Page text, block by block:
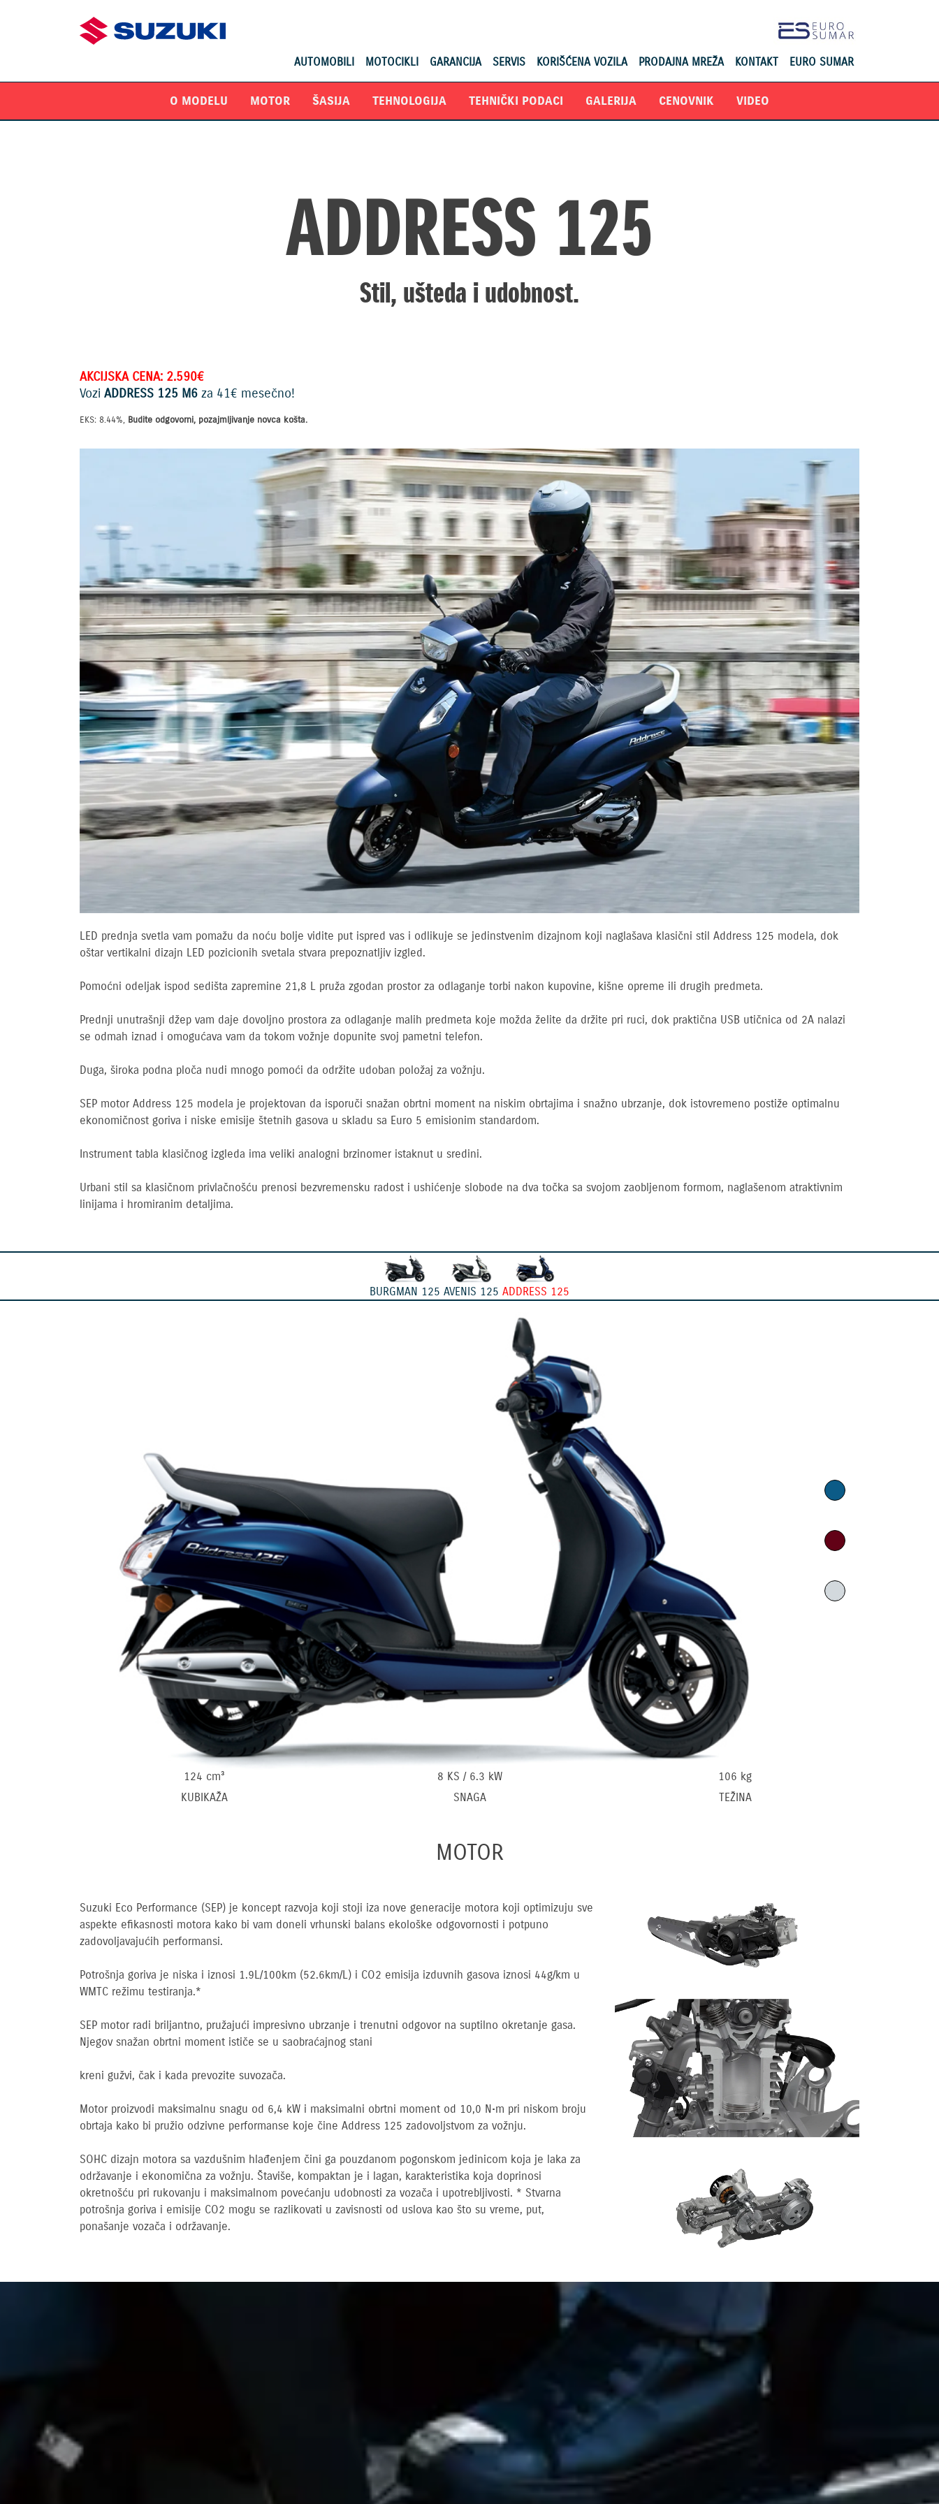
AUTOMOBILI MOTOCIKLI GARANCIJA SERVIS KORIŠĆENA VOZILA PRODAJNA MREŽA KONTAKT EURO SUMAR
O MODELU MOTOR ŠASIJA TEHNOLOGIJA TEHNIČKI PODACI GALERIJA CENOVNIK VIDEO
ADDRESS 125
Stil, ušteda i udobnost.
AKCIJSKA CENA: 2.590€
Vozi ADDRESS 125 M6 za 41€ mesečno!
EKS: 8.44%, Budite odgovorni, pozajmljivanje novca košta.
LED prednja svetla vam pomažu da noću bolje vidite put ispred vas i odlikuje se jedinstvenim dizajnom koji naglašava klasični stil Address 125 modela, dok
oštar vertikalni dizajn LED pozicionih svetala stvara prepoznatljiv izgled.
Pomoćni odeljak ispod sedišta zapremine 21,8 L pruža zgodan prostor za odlaganje torbi nakon kupovine, kišne opreme ili drugih predmeta.
Prednji unutrašnji džep vam daje dovoljno prostora za odlaganje malih predmeta koje možda želite da držite pri ruci, dok praktična USB utičnica od 2A nalazi
se odmah iznad i omogućava vam da tokom vožnje dopunite svoj pametni telefon.
Duga, široka podna ploča nudi mnogo pomoći da održite udoban položaj za vožnju.
SEP motor Address 125 modela je projektovan da isporuči snažan obrtni moment na niskim obrtajima i snažno ubrzanje, dok istovremeno postiže optimalnu
ekonomičnost goriva i niske emisije štetnih gasova u skladu sa Euro 5 emisionim standardom.
Instrument tabla klasičnog izgleda ima veliki analogni brzinomer istaknut u sredini.
Urbani stil sa klasičnom privlačnošću prenosi bezvremensku radost i ushićenje slobode na dva točka sa svojom zaobljenom formom, naglašenom atraktivnim
linijama i hromiranim detaljima.
BURGMAN 125 AVENIS 125 ADDRESS 125
124 cm³
KUBIKAŽA
8 KS / 6.3 kW
SNAGA
106 kg
TEŽINA
MOTOR
Suzuki Eco Performance (SEP) je koncept razvoja koji stoji iza nove generacije motora koji optimizuju sve
aspekte efikasnosti motora kako bi vam doneli vrhunski balans ekološke odgovornosti i potpuno
zadovoljavajućih performansi.
Potrošnja goriva je niska i iznosi 1.9L/100km (52.6km/L) i CO2 emisija izduvnih gasova iznosi 44g/km u
WMTC režimu testiranja.*
SEP motor radi briljantno, pružajući impresivno ubrzanje i trenutni odgovor na suptilno okretanje gasa.
Njegov snažan obrtni moment ističe se u saobraćajnog stani
kreni gužvi, čak i kada prevozite suvozača.
Motor proizvodi maksimalnu snagu od 6,4 kW i maksimalni obrtni moment od 10,0 N•m pri niskom broju
obrtaja kako bi pružio odzivne performanse koje čine Address 125 zadovoljstvom za vožnju.
SOHC dizajn motora sa vazdušnim hlađenjem čini ga pouzdanom pogonskom jedinicom koja je laka za
održavanje i ekonomična za vožnju. Štaviše, kompaktan je i lagan, karakteristika koja doprinosi
okretnošću pri rukovanju i maksimalnom povećanju udobnosti za vozača i upotrebljivosti. * Stvarna
potrošnja goriva i emisije CO2 mogu se razlikovati u zavisnosti od uslova kao što su vreme, put,
ponašanje vozača i održavanje.